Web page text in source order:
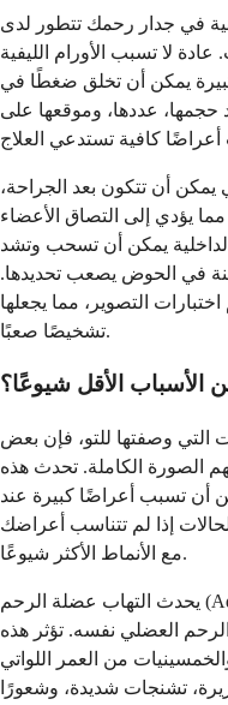
في جدار رحمك تتطور لدى
لا تسبب الأورام الليفية
يمكن أن تخلق ضغطًا في
حجمها، عددها، وموقعها على
يمكن أن تتكون بعد الجراحة،
مما يؤدي إلى التصاق الأعضاء
يمكن أن تسحب وتشد
في الحوض يصعب تحديدها.
التصوير، مما يجعلها
تشخيصًا صعبًا.
الأسباب الأقل شيوعًا؟
التي وصفتها للتو، فإن بعض
الصورة الكاملة. تحدث هذه
أن تسبب أعراضًا كبيرة عند
إذا لم تتناسب أعراضك
مع الأنماط الأكثر شيوعًا.
يحدث التهاب عضلة الرحم (Adenomyosis) عندما ينمو النسيج الذي
العضلي نفسه. تؤثر هذه
من العمر اللواتي
تشنجات شديدة، وشعورًا